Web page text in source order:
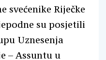
svećenike Riječke
su posjetili
Uznesenja
– Assuntu u